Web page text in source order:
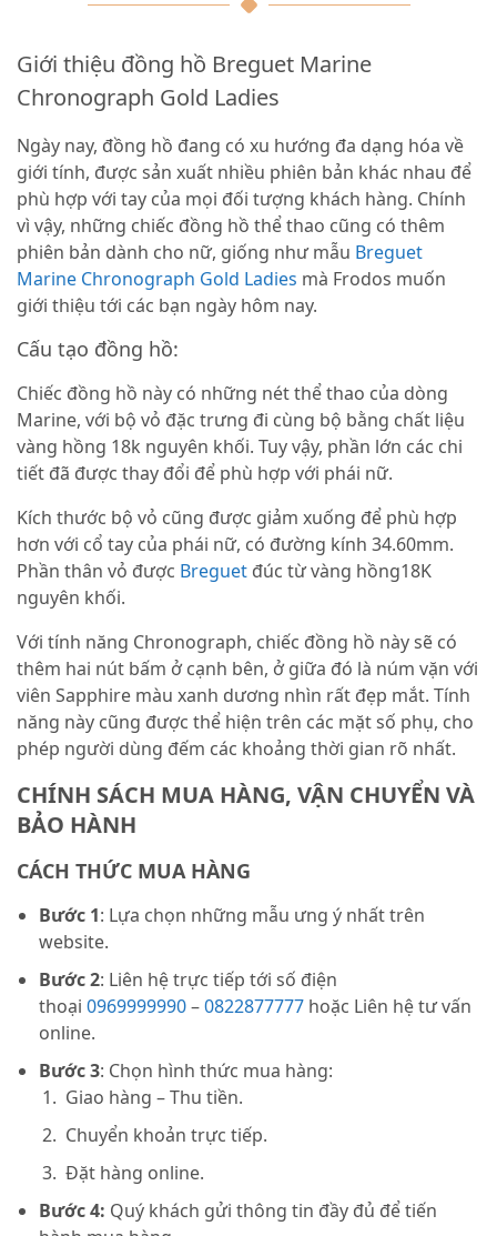
Giới thiệu đồng hồ Breguet Marine
Chronograph Gold Ladies
Ngày nay, đồng hồ đang có xu hướng đa dạng hóa về
giới tính, được sản xuất nhiều phiên bản khác nhau để
phù hợp với tay của mọi đối tượng khách hàng. Chính
vì vậy, những chiếc đồng hồ thể thao cũng có thêm
phiên bản dành cho nữ, giống như mẫu Breguet
Marine Chronograph Gold Ladies mà Frodos muốn
giới thiệu tới các bạn ngày hôm nay.
Cấu tạo đồng hồ:
Chiếc đồng hồ này có những nét thể thao của dòng
Marine, với bộ vỏ đặc trưng đi cùng bộ bằng chất liệu
vàng hồng 18k nguyên khối. Tuy vậy, phần lớn các chi
tiết đã được thay đổi để phù hợp với phái nữ.
Kích thước bộ vỏ cũng được giảm xuống để phù hợp
hơn với cổ tay của phái nữ, có đường kính 34.60mm.
Phần thân vỏ được Breguet đúc từ vàng hồng18K
nguyên khối.
Với tính năng Chronograph, chiếc đồng hồ này sẽ có
thêm hai nút bấm ở cạnh bên, ở giữa đó là núm vặn với
viên Sapphire màu xanh dương nhìn rất đẹp mắt. Tính
năng này cũng được thể hiện trên các mặt số phụ, cho
phép người dùng đếm các khoảng thời gian rõ nhất.
CHÍNH SÁCH MUA HÀNG, VẬN CHUYỂN VÀ
BẢO HÀNH
CÁCH THỨC MUA HÀNG
Bước 1: Lựa chọn những mẫu ưng ý nhất trên
website.
Bước 2: Liên hệ trực tiếp tới số điện
thoại 0969999990–0822877777 hoặc Liên hệ tư vấn
online.
Bước 3: Chọn hình thức mua hàng:
Giao hàng – Thu tiền.
Chuyển khoản trực tiếp.
Đặt hàng online.
Bước 4: Quý khách gửi thông tin đầy đủ để tiến